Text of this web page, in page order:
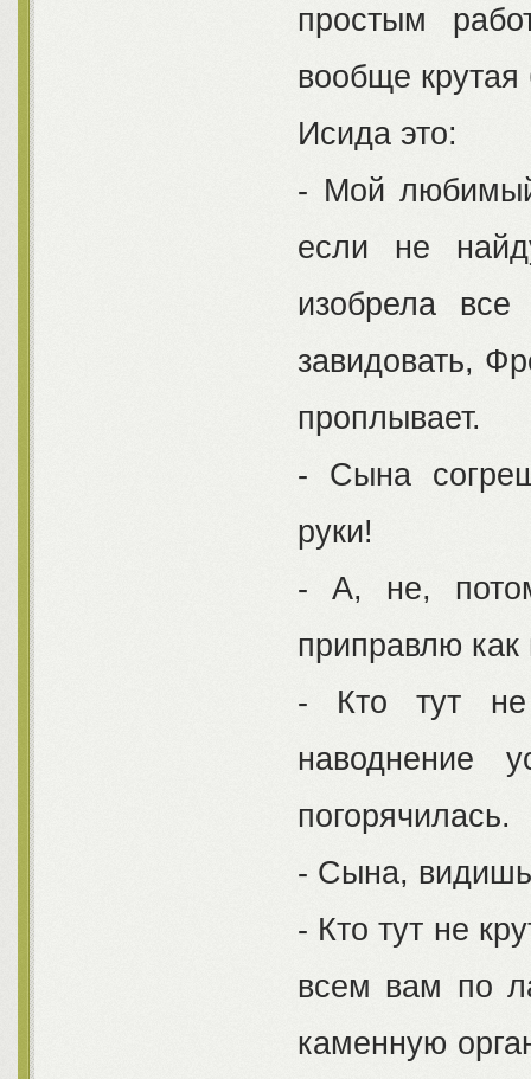
простым
вообще крутая
Исида это:
- Мой
если не
изобрела
завидовать,
проплывает.
- Сына
руки!
- А, не,
приправлю как
- Кто тут
наводнение
погорячилась.
- Сына, видишь
- Кто тут не
всем вам по
каменную